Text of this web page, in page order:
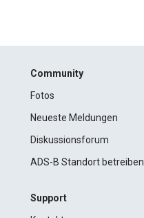
Community
Fotos
Neueste Meldungen
Diskussionsforum
ADS-B Standort betreiben
Support